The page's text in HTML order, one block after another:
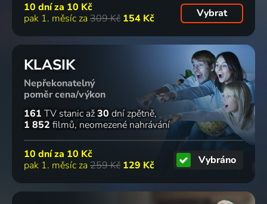
10 dní za 10 Kč
pak 1. měsíc za 309 Kč 154 Kč Vybrat
KLASIK
Nepřekonatelný
poměr cena/výkon
161 TV stanic až30 dní zpětně
1 852 filmů neomezené nahrávání
10 dní za 10 Kč
pak 1. měsíc za 259 Kč 129 Kč Vybráno